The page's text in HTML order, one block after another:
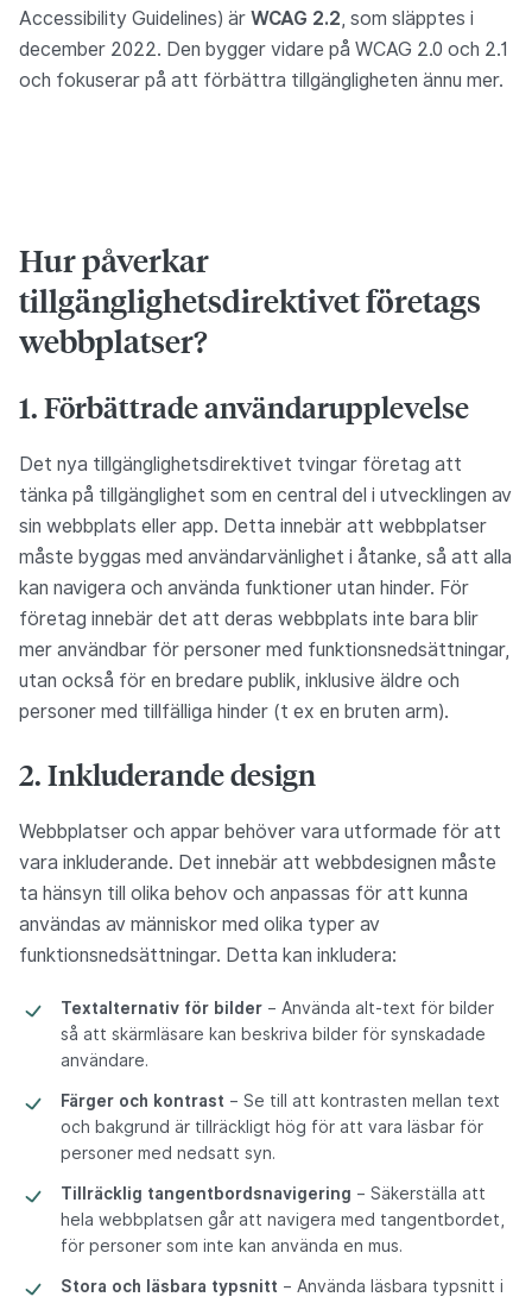
Accessibility Guidelines) är WCAG 2.2, som släpptes i
december 2022. Den bygger vidare på WCAG 2.0 och 2.1
och fokuserar på att förbättra tillgängligheten ännu mer.
Hur påverkar
tillgänglighetsdirektivet företags
webbplatser?
1. Förbättrade användarupplevelse
Det nya tillgänglighetsdirektivet tvingar företag att
tänka på tillgänglighet som en central del i utvecklingen av
sin webbplats eller app. Detta innebär att webbplatser
måste byggas med användarvänlighet i åtanke, så att alla
kan navigera och använda funktioner utan hinder. För
företag innebär det att deras webbplats inte bara blir
mer användbar för personer med funktionsnedsättningar,
utan också för en bredare publik, inklusive äldre och
personer med tillfälliga hinder (t ex en bruten arm).
2. Inkluderande design
Webbplatser och appar behöver vara utformade för att
vara inkluderande. Det innebär att webbdesignen måste
ta hänsyn till olika behov och anpassas för att kunna
användas av människor med olika typer av
funktionsnedsättningar. Detta kan inkludera:
Textalternativ för bilder – Använda alt-text för bilder
så att skärmläsare kan beskriva bilder för synskadade
användare.
Färger och kontrast – Se till att kontrasten mellan text
och bakgrund är tillräckligt hög för att vara läsbar för
personer med nedsatt syn.
Tillräcklig tangentbordsnavigering – Säkerställa att
hela webbplatsen går att navigera med tangentbordet,
för personer som inte kan använda en mus.
Stora och läsbara typsnitt – Använda läsbara typsnitt i